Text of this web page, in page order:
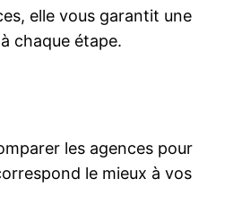
elle vous garantit une
chaque étape.
les agences pour
le mieux à vos